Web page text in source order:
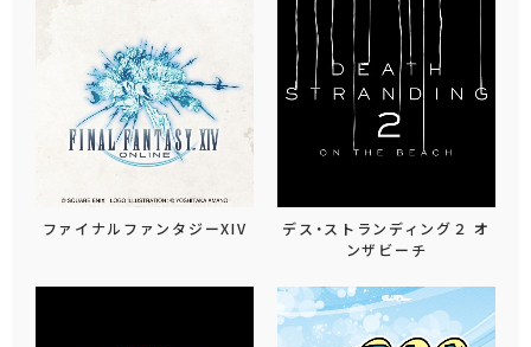
ファイナルファンタジーXIV
デス・ストランディング２ オ
ンザビーチ